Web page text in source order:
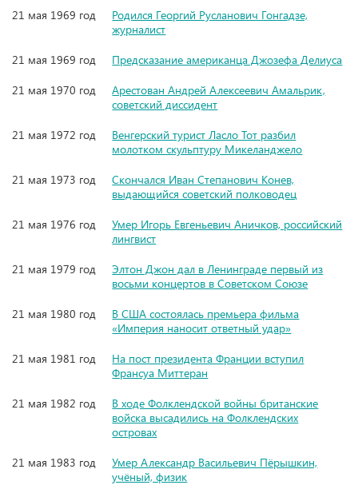
21 мая 1969 год
Родился Георгий Русланович Гонгадзе,
журналист
21 мая 1969 год
Предсказание американца Джозефа Делиуса
21 мая 1970 год
Арестован Андрей Алексеевич Амальрик,
советский диссидент
21 мая 1972 год
Венгерский турист Ласло Тот разбил
молотком скульптуру Микеланджело
21 мая 1973 год
Скончался Иван Степанович Конев,
выдающийся советский полководец
21 мая 1976 год
Умер Игорь Евгеньевич Аничков, российский
лингвист
21 мая 1979 год
Элтон Джон дал в Ленинграде первый из
восьми концертов в Советском Союзе
21 мая 1980 год
В США состоялась премьера фильма
«Империя наносит ответный удар»
21 мая 1981 год
На пост президента Франции вступил
Франсуа Миттеран
21 мая 1982 год
В ходе Фолклендской войны британские
войска высадились на Фолклендских
островах
21 мая 1983 год
Умер Александр Васильевич Пёрышкин,
учёный, физик